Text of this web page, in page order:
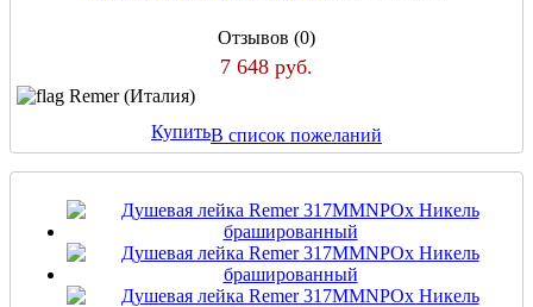
Отзывов (0)
7 648 руб.
Remer (Италия)
КупитьВ список пожеланий